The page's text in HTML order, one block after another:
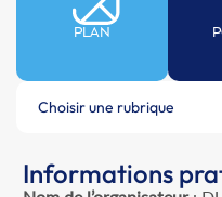
PLAN
Choisir une rubrique
Informations